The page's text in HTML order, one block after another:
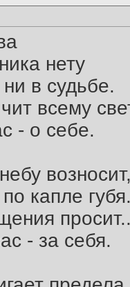
нету
в судьбе.
всему
- о себе.
капле
- за себя.